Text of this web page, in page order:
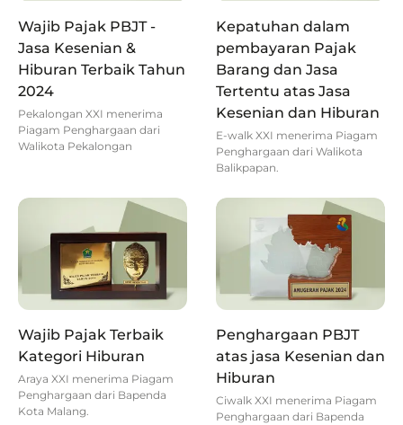
Wajib Pajak PBJT -
Jasa Kesenian &
Hiburan Terbaik Tahun
2024
Pekalongan XXI menerima
Piagam Penghargaan dari
Walikota Pekalongan
Kepatuhan dalam
pembayaran Pajak
Barang dan Jasa
Tertentu atas Jasa
Kesenian dan Hiburan
E-walk XXI menerima Piagam
Penghargaan dari Walikota
Balikpapan.
Wajib Pajak Terbaik
Kategori Hiburan
Araya XXI menerima Piagam
Penghargaan dari Bapenda
Kota Malang.
Penghargaan PBJT
atas jasa Kesenian dan
Hiburan
Ciwalk XXI menerima Piagam
Penghargaan dari Bapenda